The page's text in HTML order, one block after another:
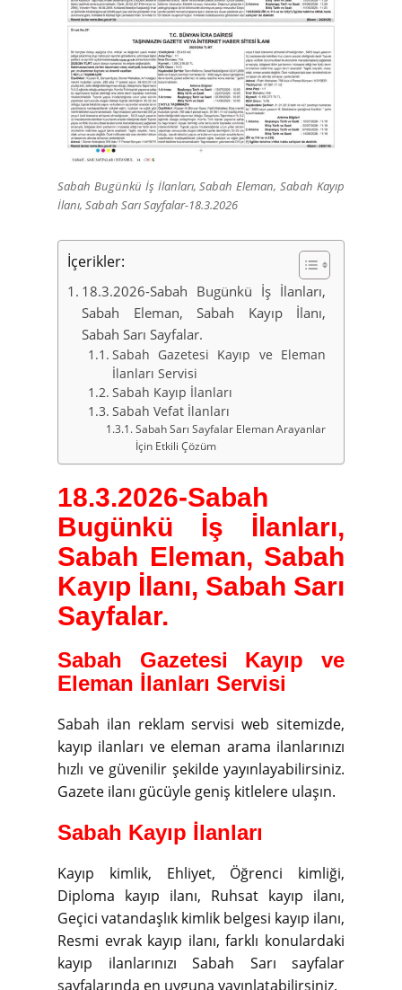
Sabah Bugünkü İş İlanları, Sabah Eleman, Sabah Kayıp
İlanı, Sabah Sarı Sayfalar-18.3.2026
İçerikler:
18.3.2026-Sabah Bugünkü İş İlanları,
Sabah Eleman, Sabah Kayıp İlanı,
Sabah Sarı Sayfalar.
Sabah Gazetesi Kayıp ve Eleman
İlanları Servisi
Sabah Kayıp İlanları
Sabah Vefat İlanları
Sabah Sarı Sayfalar Eleman Arayanlar
İçin Etkili Çözüm
18.3.2026-Sabah
Bugünkü İş İlanları,
Sabah Eleman, Sabah
Kayıp İlanı, Sabah Sarı
Sayfalar.
Sabah Gazetesi Kayıp ve
Eleman İlanları Servisi
Sabah ilan reklam servisi web sitemizde,
kayıp ilanları ve eleman arama ilanlarınızı
hızlı ve güvenilir şekilde yayınlayabilirsiniz.
Gazete ilanı gücüyle geniş kitlelere ulaşın.
Sabah Kayıp İlanları
Kayıp kimlik, Ehliyet, Öğrenci kimliği,
Diploma kayıp ilanı, Ruhsat kayıp ilanı,
Geçici vatandaşlık kimlik belgesi kayıp ilanı,
Resmi evrak kayıp ilanı, farklı konulardaki
kayıp ilanlarınızı Sabah Sarı sayfalar
sayfalarında en uyguna yayınlatabilirsiniz.